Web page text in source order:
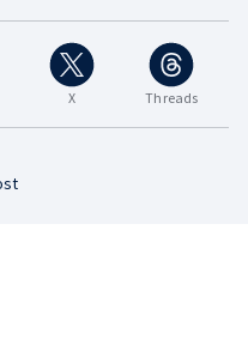
X Threads